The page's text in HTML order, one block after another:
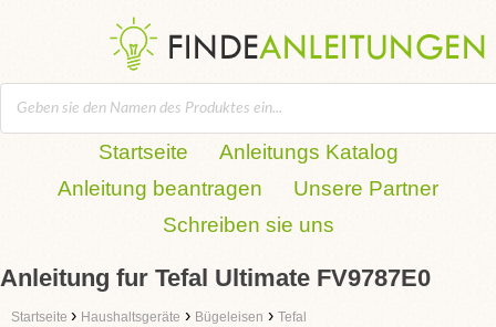
Startseite
Anleitungs Katalog
Anleitung beantragen
Unsere Partner
Schreiben sie uns
Anleitung fur Tefal Ultimate FV9787E0
Startseite › Haushaltsgeräte › Bügeleisen › Tefal